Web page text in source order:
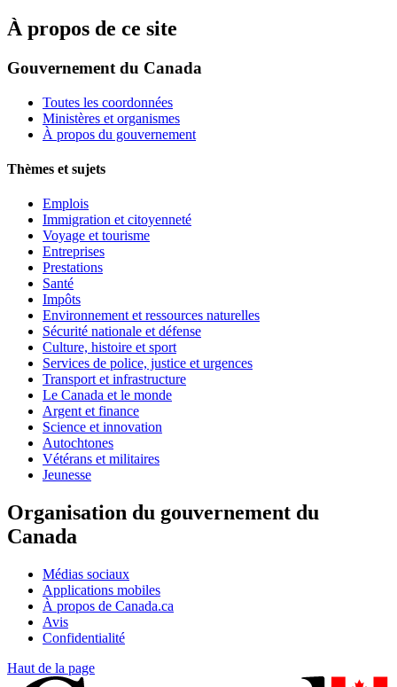
À propos de ce site
Gouvernement du Canada
Toutes les coordonnées
Ministères et organismes
À propos du gouvernement
Thèmes et sujets
Emplois
Immigration et citoyenneté
Voyage et tourisme
Entreprises
Prestations
Santé
Impôts
Environnement et ressources naturelles
Sécurité nationale et défense
Culture, histoire et sport
Services de police, justice et urgences
Transport et infrastructure
Le Canada et le monde
Argent et finance
Science et innovation
Autochtones
Vétérans et militaires
Jeunesse
Organisation du gouvernement du
Canada
Médias sociaux
Applications mobiles
À propos de Canada.ca
Avis
Confidentialité
Haut de la page